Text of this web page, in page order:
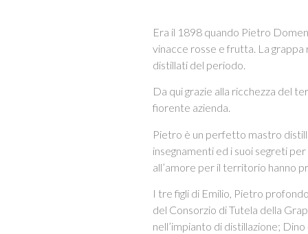
Era il 1898 quando Pietro
vinacce rosse e frutta. La
distillati del periodo.
Da qui grazie alla ricchezza del
fiorente azienda.
Pietro è un perfetto mastro
insegnamenti ed i suoi segreti
all’amore per il territorio hanno
I tre figli di Emilio, Pietro
del Consorzio di Tutela della
nell’impianto di distillazione;